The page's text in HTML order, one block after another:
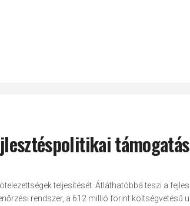
teljesítését. Átláthatóbbá teszi a
rendszer, a 612 millió forint költségvetésű